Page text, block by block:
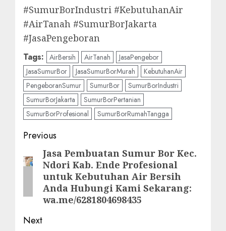
#SumurBorIndustri #KebutuhanAir
#AirTanah #SumurBorJakarta
#JasaPengeboran
Tags: AirBersih AirTanah
JasaPengebor
JasaSumurBor
JasaSumurBorMurah
KebutuhanAir
PengeboranSumur
SumurBor
SumurBorIndustri
SumurBorJakarta
SumurBorPertanian
SumurBorProfesional
SumurBorRumahTangga
Post
navigation
Previous
Previous
post:
Jasa Pembuatan Sumur Bor Kec.
Ndori Kab. Ende Profesional
untuk Kebutuhan Air Bersih
Anda Hubungi Kami Sekarang:
wa.me/6281804698435
Next